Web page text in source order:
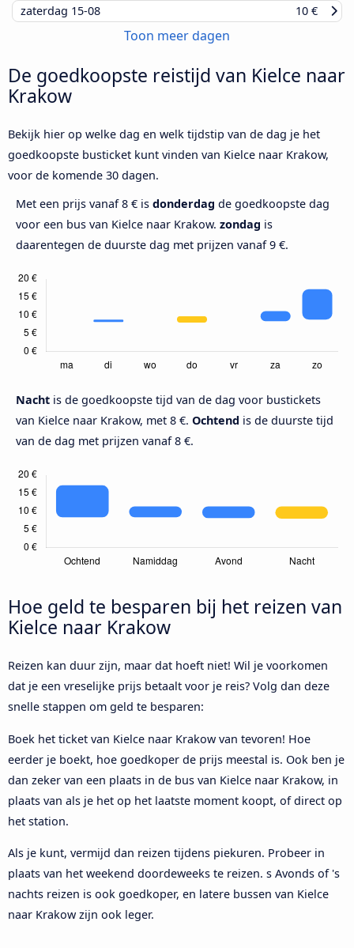
zaterdag 15-08 10 €
Toon meer dagen
De goedkoopste reistijd van Kielce naar
Krakow
Bekijk hier op welke dag en welk tijdstip van de dag je het
goedkoopste busticket kunt vinden van Kielce naar Krakow,
voor de komende 30 dagen.
Met een prijs vanaf 8 € is donderdag de goedkoopste dag
voor een bus van Kielce naar Krakow. zondag is
daarentegen de duurste dag met prijzen vanaf 9 €.
Nacht is de goedkoopste tijd van de dag voor bustickets
van Kielce naar Krakow, met 8 €. Ochtend is de duurste tijd
van de dag met prijzen vanaf 8 €.
Hoe geld te besparen bij het reizen van
Kielce naar Krakow
Reizen kan duur zijn, maar dat hoeft niet! Wil je voorkomen
dat je een vreselijke prijs betaalt voor je reis? Volg dan deze
snelle stappen om geld te besparen:
Boek het ticket van Kielce naar Krakow van tevoren! Hoe
eerder je boekt, hoe goedkoper de prijs meestal is. Ook ben je
dan zeker van een plaats in de bus van Kielce naar Krakow, in
plaats van als je het op het laatste moment koopt, of direct op
het station.
Als je kunt, vermijd dan reizen tijdens piekuren. Probeer in
plaats van het weekend doordeweeks te reizen. s Avonds of 's
nachts reizen is ook goedkoper, en latere bussen van Kielce
naar Krakow zijn ook leger.